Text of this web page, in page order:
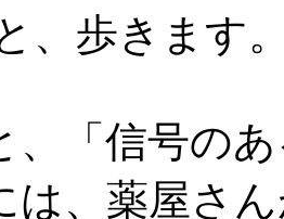
、歩きます
、「信号の
は、薬屋さ